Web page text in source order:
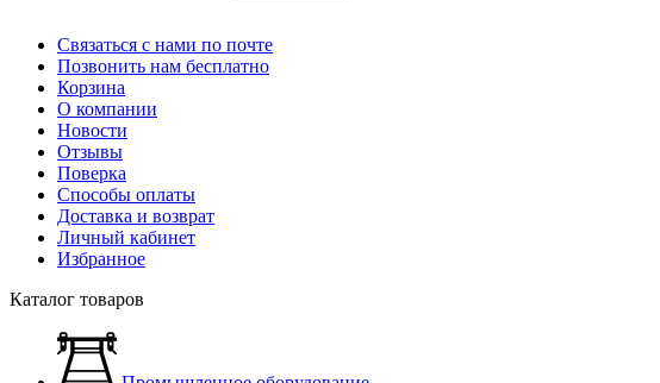
Связаться с нами по почте
Позвонить нам бесплатно
Корзина
О компании
Новости
Отзывы
Поверка
Способы оплаты
Доставка и возврат
Личный кабинет
Избранное
Каталог товаров